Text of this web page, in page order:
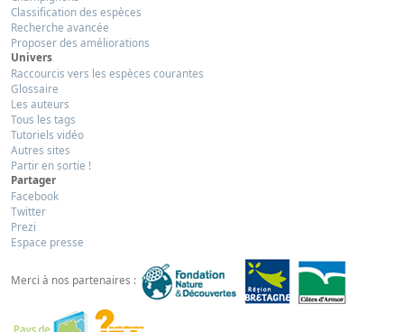
Classification des espèces
Recherche avancée
Proposer des améliorations
Univers
Raccourcis vers les espèces courantes
Glossaire
Les auteurs
Tous les tags
Tutoriels vidéo
Autres sites
Partir en sortie !
Partager
Facebook
Twitter
Prezi
Espace presse
Merci à nos partenaires :